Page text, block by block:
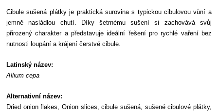
Cibule sušená plátky je praktická surovina s typickou cibulovou vůní a
jemně nasládlou chutí. Díky šetrnému sušení si zachovává svůj
přirozený charakter a představuje ideální řešení pro rychlé vaření bez
nutnosti loupání a krájení čerstvé cibule.
Latinský název:
Allium cepa
Alternativní název:
Dried onion flakes, Onion slices, cibule sušená, sušené cibulové plátky,